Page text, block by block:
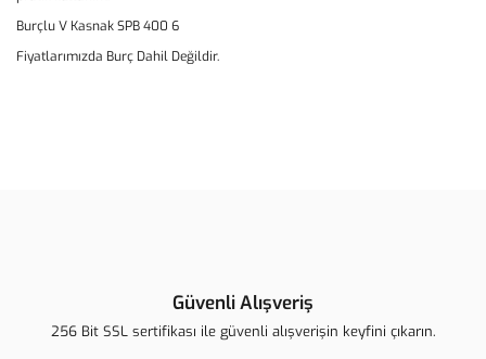
Burçlu V Kasnak SPB 400 6
Fiyatlarımızda Burç Dahil Değildir.
Ürün açıklamasında eksik bilgiler bulunuyor.
Güvenli Alışveriş
256 Bit SSL sertifikası ile güvenli alışverişin keyfini çıkarın.